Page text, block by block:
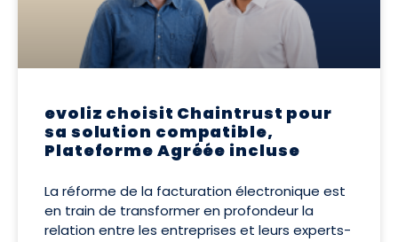
evoliz choisit Chaintrust pour
sa solution compatible,
Plateforme Agréée incluse
La réforme de la facturation électronique est
en train de transformer en profondeur la
relation entre les entreprises et leurs experts-